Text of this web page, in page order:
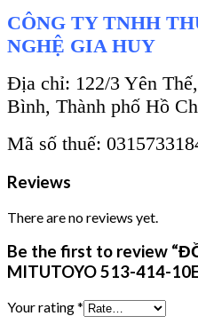
CÔNG TY TNHH
NGHỆ GIA HUY
Địa chỉ: 122/3 Yên
Bình, Thành phố Hồ
Mã số thuế:
Reviews
There are no reviews yet.
Be the first to review
MITUTOYO 513-414-
Your rating*